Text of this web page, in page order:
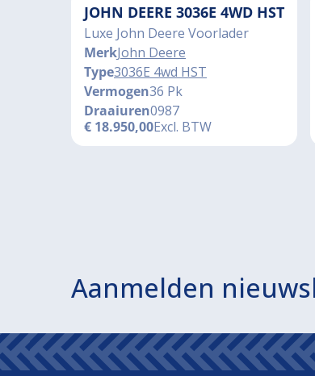
JOHN DEERE 3036E 4WD HST
Luxe John Deere Voorlader
MerkJohn Deere
Type3036E 4wd HST
Vermogen36 Pk
Draaiuren0987
€ 18.950,00Excl. BTW
Aanmelden